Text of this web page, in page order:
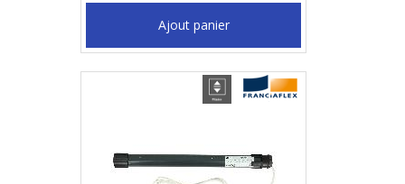
Ajout panier